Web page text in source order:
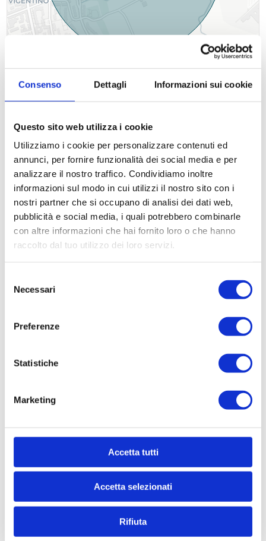
Consenso Dettagli Informazioni sui cookie
Questo sito web utilizza i cookie
Utilizziamo i cookie per personalizzare contenuti ed
annunci, per fornire funzionalità dei social media e per
analizzare il nostro traffico. Condividiamo inoltre
informazioni sul modo in cui utilizzi il nostro sito con i
nostri partner che si occupano di analisi dei dati web,
pubblicità e social media, i quali potrebbero combinarle
con altre informazioni che hai fornito loro o che hanno
raccolto dal tuo utilizzo dei loro servizi.
delNecessari
Preferenze
Statistiche
Marketing
Accetta tutti
Accetta selezionati
Rifiuta
−
Leaflet | OSM contributors © CARTO
CONTATTACI
* Nome